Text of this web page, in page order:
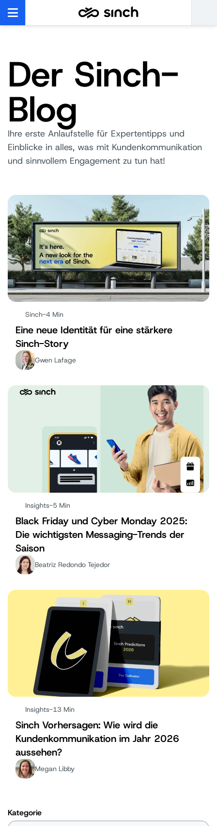
Der Sinch-
Blog
Ihre erste Anlaufstelle für Expertentipps und
Einblicke in alles, was mit Kundenkommunikation
und sinnvollem Engagement zu tun hat!
Sinch-4 Min
Eine neue Identität für eine stärkere
Sinch-Story
Gwen Lafage
Insights-5 Min
Black Friday und Cyber Monday 2025:
Die wichtigsten Messaging-Trends der
Saison
Beatriz Redondo Tejedor
Insights-13 Min
Sinch Vorhersagen: Wie wird die
Kundenkommunikation im Jahr 2026
aussehen?
Megan Libby
Kategorie